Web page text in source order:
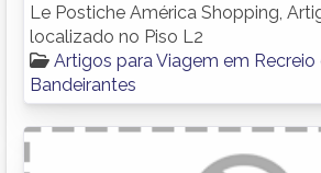
Le Postiche América Shopping,
localizado no Piso L2
Artigos para Viagem em Recreio
Bandeirantes